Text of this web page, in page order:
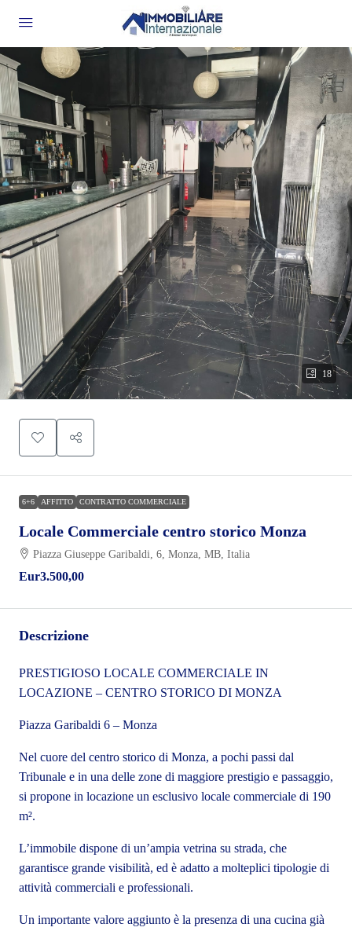
18
6+6 AFFITTO CONTRATTO COMMERCIALE
Locale Commerciale centro storico Monza
Piazza Giuseppe Garibaldi, 6, Monza, MB, Italia
Eur3.500,00
Descrizione
PRESTIGIOSO LOCALE COMMERCIALE IN
LOCAZIONE – CENTRO STORICO DI MONZA
Piazza Garibaldi 6 – Monza
Nel cuore del centro storico di Monza, a pochi passi dal
Tribunale e in una delle zone di maggiore prestigio e passaggio,
si propone in locazione un esclusivo locale commerciale di 190
m².
L’immobile dispone di un’ampia vetrina su strada, che
garantisce grande visibilità, ed è adatto a molteplici tipologie di
attività commerciali e professionali.
Un importante valore aggiunto è la presenza di una cucina già